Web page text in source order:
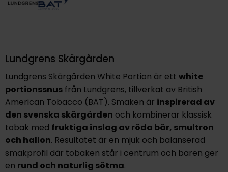
Lundgrens Skärgården
Lundgrens Skärgården White Portion är ett white
portionssnusfrån Lundgrens, tillverkat av British
American Tobacco (BAT). Smaken är inspirerad av
den svenska skärgården och kombinerar klassisk
tobak med fruktiga inslag av röda bär, smultron
och hallon. Resultatet är en mjuk och balanserad
smakprofil där tobaken står i centrum och bären ger
en rund och naturlig sötma.